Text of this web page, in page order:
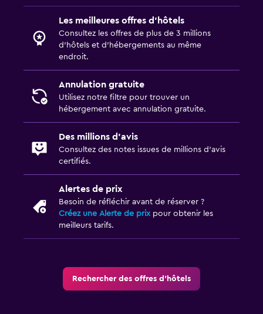
Les meilleures offres d’hôtels
Consultez les offres de plus de 3 millions
d’hôtels et d’hébergements au même
endroit.
Annulation gratuite
Utilisez notre filtre pour trouver un
hébergement avec annulation gratuite.
Des millions d’avis
Consultez des notes issues de millions d’avis
certifiés.
Alertes de prix
Besoin de réfléchir avant de réserver ?
Créez une Alerte de prix pour obtenir les
meilleurs tarifs.
Rechercher des offres d’hôtels